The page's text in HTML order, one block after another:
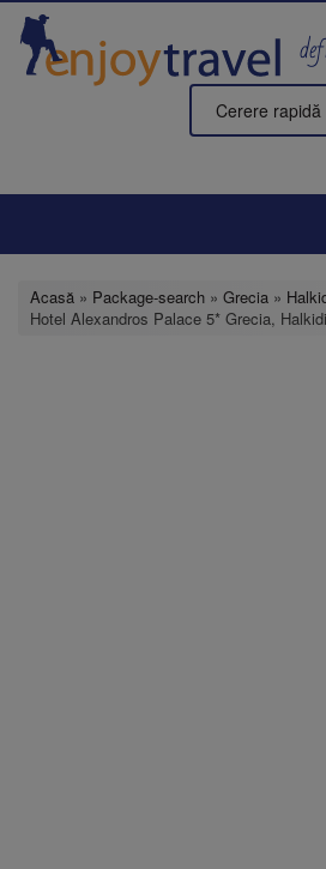
Mergi
conţinutul
principal
Cerere rapidă
Acasă » Package-search » Grecia »
Hotel Alexandros Palace 5* Grecia,